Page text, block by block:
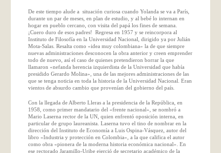
De este tiempo alude a situación curiosa cuando Yolanda se va a París,
durante un par de meses, en plan de estudio, y al bebé lo internan en
hogar en pueblo cercano, con visita del papá los fines de semana.
¡Cuero duro de esos padres! Regresa en 1957 y se reincorpora al
Instituto de Filosofía en la Universidad Nacional, dirigido ya por Julián
Mota-Salas. Resalta como «idea muy colombiana» la de que siempre
nuevas administraciones desconocen la obra anterior y creen emprender
todo de nuevo, así el caso de quienes pretendieron borrar la que
llamaron «nefanda herencia izquierdista de la Universidad que había
presidido Gerardo Molina», una de las mejores administraciones de las
que se tenga noticia en toda la historia de la Universidad Nacional. Eran
vientos de absurdo cambio que provenían del gobierno del país.
Con la llegada de Alberto Lleras a la presidencia de la República, en
1958, como primer mandatario del «frente nacional», se nombró a
Mario Laserna rector de la UN, quien enfrentó oposición interna, en
particular de grupo laureanista. Laserna tuvo el tino de nombrar en la
dirección del Instituto de Economía a Luis Ospina-Vásquez, autor del
libro «Industria y protección en Colombia», a la que califica el autor
como obra «pionera de la moderna historia económica nacional». En
ese rectorado Jaramillo-Uribe ejerció de secretario académico de la